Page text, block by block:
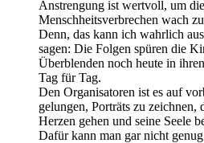
Anstrengung ist wertvoll, um
Menschheitsverbrechen wach
Denn, das kann ich wahrlich
sagen: Die Folgen spüren die
Überblenden noch heute in
Tag für Tag.
Den Organisatoren ist es auf
gelungen, Porträts zu zeichnen,
Herzen gehen und seine Seele
Dafür kann man gar nicht